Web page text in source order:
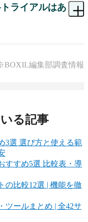
ダッシュボードの閲
に行う閲覧ユーザー
覧にある各種クラウド
存のデータ基盤を活
Cloudなどで日本語
す。
、メニューから任意
ライアルはあ
およびTableau Cloud
無料トライアル期間が
編集部調査情報
る記事
3選 選び方と使える範
すすめ5選 比較表・導
の比較12選 | 機能を徹
ツールまとめ | 全42サ